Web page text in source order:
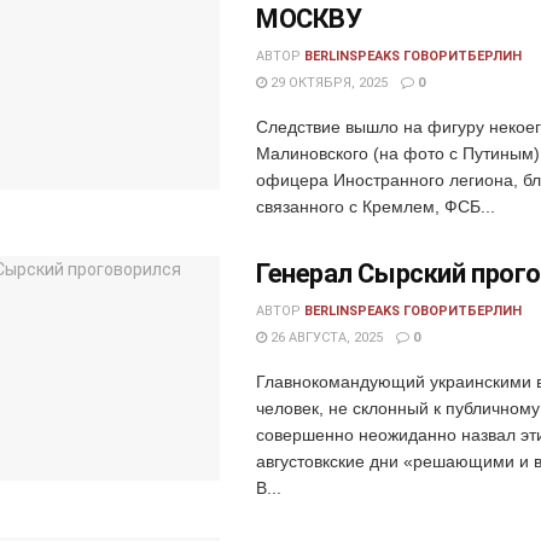
МОСКВУ
АВТОР BERLINSPEAKS ГОВОРИТБЕРЛИН
29 ОКТЯБРЯ, 2025
0
Следствие вышло на фигуру
Малиновского (на фото с
офицера Иностранного легиона,
связанного с Кремлем, ФСБ...
Генерал Сырский
АВТОР BERLINSPEAKS ГОВОРИТБЕРЛИН
26 АВГУСТА, 2025
0
Главнокомандующий украинскими
человек, не склонный к
совершенно неожиданно назвал
августовкские дни «решающими и
В...